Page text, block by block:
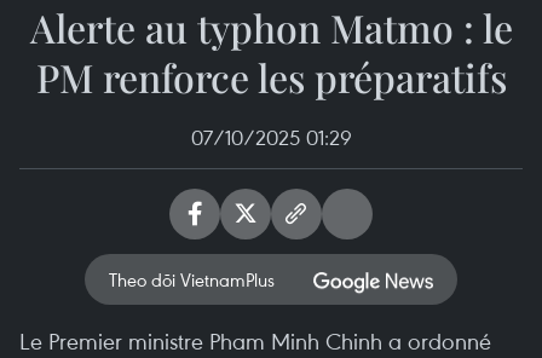
Alerte au typhon Matmo : le
PM renforce les préparatifs
07/10/2025 01:29
Theo dõi VietnamPlus
Le Premier ministre Pham Minh Chinh a ordonné